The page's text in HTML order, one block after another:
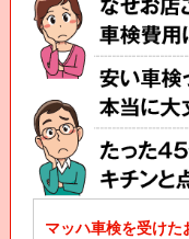
マッハ車検を受けた